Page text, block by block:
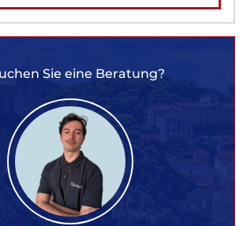
Sie eine Beratung?